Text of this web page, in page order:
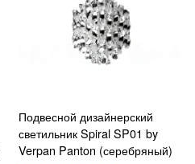
Подвесной дизайнерский
светильник Spiral SP01 by
Verpan Panton (серебряный)